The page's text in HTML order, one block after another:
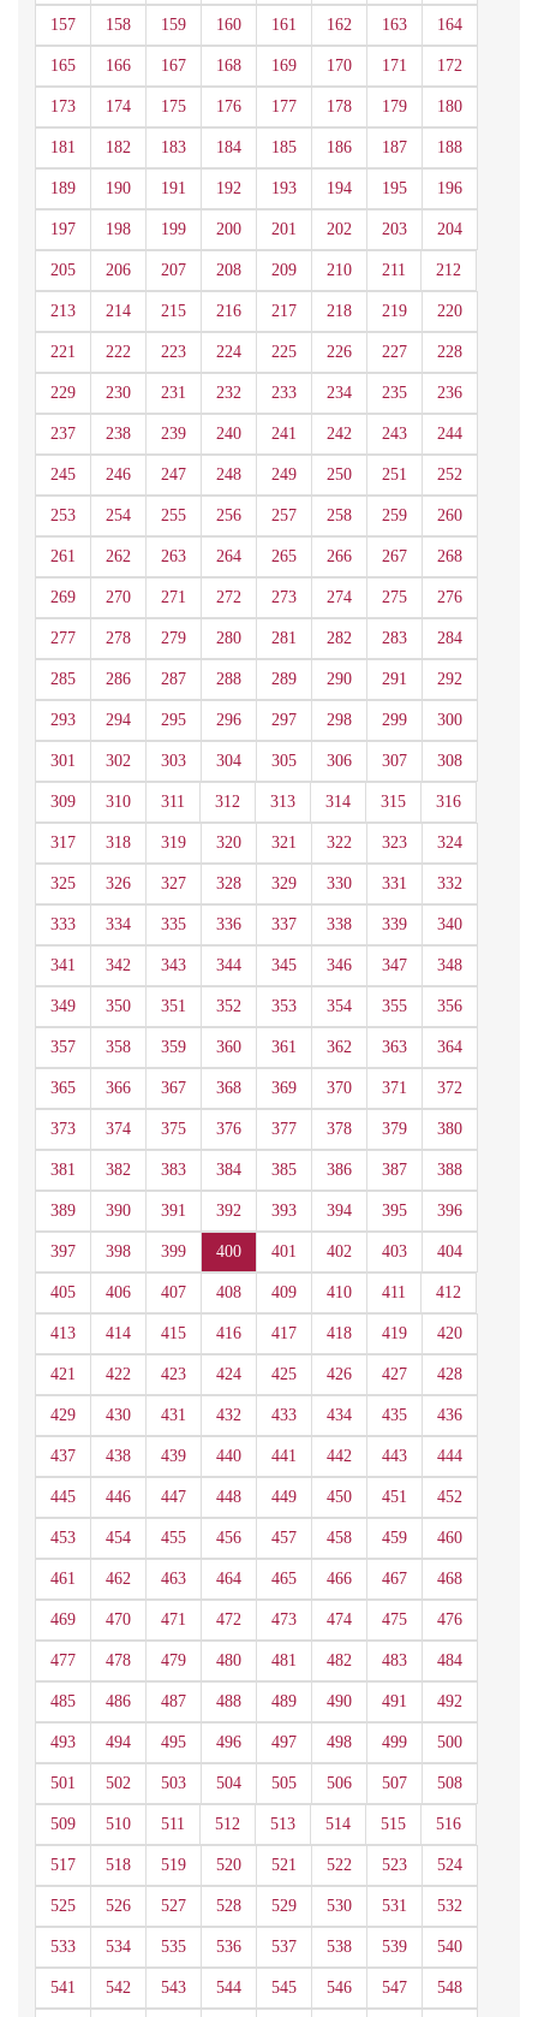
157 158 159 160 161 162 163 164
165 166 167 168 169 170 171 172
173 174 175 176 177 178 179 180
181 182 183 184 185 186 187 188
189 190 191 192 193 194 195 196
197 198 199 200 201 202 203 204
205 206 207 208 209 210 211 212
213 214 215 216 217 218 219 220
221 222 223 224 225 226 227 228
229 230 231 232 233 234 235 236
237 238 239 240 241 242 243 244
245 246 247 248 249 250 251 252
253 254 255 256 257 258 259 260
261 262 263 264 265 266 267 268
269 270 271 272 273 274 275 276
277 278 279 280 281 282 283 284
285 286 287 288 289 290 291 292
293 294 295 296 297 298 299 300
301 302 303 304 305 306 307 308
309 310 311 312 313 314 315 316
317 318 319 320 321 322 323 324
325 326 327 328 329 330 331 332
333 334 335 336 337 338 339 340
341 342 343 344 345 346 347 348
349 350 351 352 353 354 355 356
357 358 359 360 361 362 363 364
365 366 367 368 369 370 371 372
373 374 375 376 377 378 379 380
381 382 383 384 385 386 387 388
389 390 391 392 393 394 395 396
397 398 399 400 401 402 403 404
405 406 407 408 409 410 411 412
413 414 415 416 417 418 419 420
421 422 423 424 425 426 427 428
429 430 431 432 433 434 435 436
437 438 439 440 441 442 443 444
445 446 447 448 449 450 451 452
453 454 455 456 457 458 459 460
461 462 463 464 465 466 467 468
469 470 471 472 473 474 475 476
477 478 479 480 481 482 483 484
485 486 487 488 489 490 491 492
493 494 495 496 497 498 499 500
501 502 503 504 505 506 507 508
509 510 511 512 513 514 515 516
517 518 519 520 521 522 523 524
525 526 527 528 529 530 531 532
533 534 535 536 537 538 539 540
541 542 543 544 545 546 547 548